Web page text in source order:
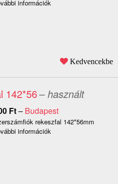
információk
Kedvencekbe
142*56– használt
Ft– Budapest
rekeszfal 142*56mm
információk